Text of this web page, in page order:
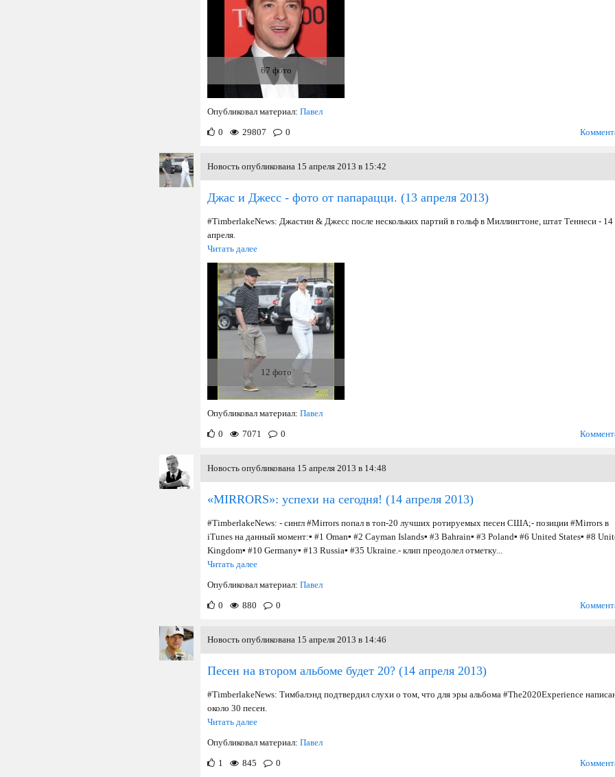
67 фото
Опубликовал материал: Павел
0
29807 0
Новость опубликована 15 апреля 2013 в 15:42
Джас и Джесс - фото от папарацци. (13 апреля 2013)
#TimberlakeNews: Джастин & Джесс после нескольких партий в гольф в Миллингтоне, штат Теннеси - 14
апреля.
Читать далее
12 фото
Опубликовал материал: Павел
0
7071 0
Новость опубликована 15 апреля 2013 в 14:48
«MIRRORS»: успехи на сегодня! (14 апреля 2013)
#TimberlakeNews: - сингл #Mirrors попал в топ-20 лучших ротируемых песен США;- позиции #Mirrors в
iTunes на данный момент:▪ #1 Oman▪ #2 Cayman Islands▪ #3 Bahrain▪ #3 Poland▪ #6 United States▪ #8
Kingdom▪ #10 Germany▪ #13 Russia▪ #35 Ukraine. - клип преодолел отметку...
Читать далее
Опубликовал материал: Павел
0
880 0
Новость опубликована 15 апреля 2013 в 14:46
Песен на втором альбоме будет 20? (14 апреля 2013)
#TimberlakeNews: Тимбалэнд подтвердил слухи о том, что для эры альбома #The2020Experience
около 30 песен.
Читать далее
Опубликовал материал: Павел
1
845 0